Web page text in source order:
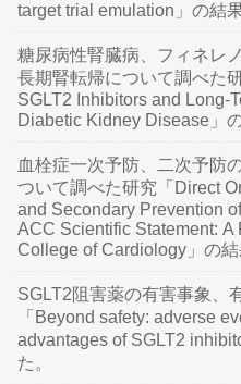
target trial emulation」の結
糖尿病性腎臓病、フィネレ
長期腎転帰について調べた
SGLT2 Inhibitors and Long-
Diabetic Kidney Disease」
血栓症一次予防、二次予防
ついて調べた研究「Direct
and Secondary Prevention
ACC Scientific Statement: A
College of Cardiology」の結
SGLT2阻害薬の有害事象、
「Beyond safety: adverse
advantages of SGLT2
た。